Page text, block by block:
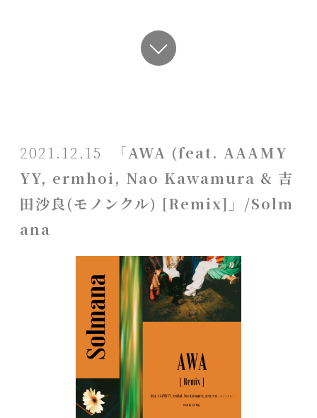
2021.12.15
「AWA (feat. AAAMY
YY, ermhoi, Nao Kawamura & 吉
田沙良(モノンクル) [Remix]」/Solm
ana